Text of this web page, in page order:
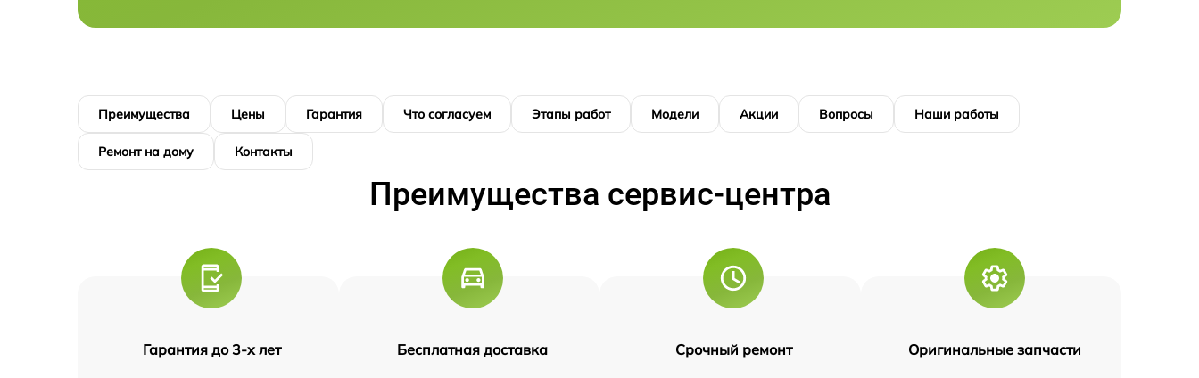
Преимущества Цены Гарантия Что согласуем Этапы работ Модели Акции Вопросы Наши работы
Ремонт на дому Контакты
Преимущества сервис-центра
Гарантия до 3-х лет Бесплатная доставка Срочный ремонт Оригинальные запчасти